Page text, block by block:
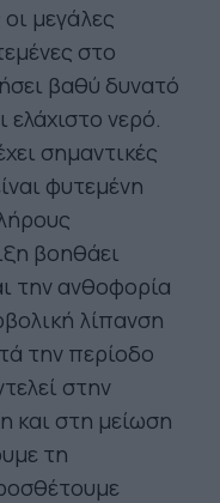
μεγάλες
στο
βαθύ δυνατό
ελάχιστο νερό.
σημαντικές
φυτεμένη
βοηθάει
την ανθοφορία
λίπανση
την περίοδο
στην
και στη μείωση
τη